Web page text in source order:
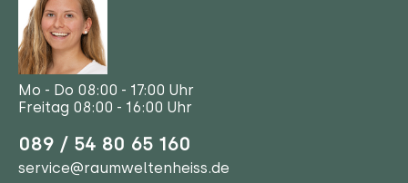
Mo - Do 08:00 - 17:00 Uhr
Freitag 08:00 - 16:00 Uhr
089 / 54 80 65 160
service@raumweltenheiss.de